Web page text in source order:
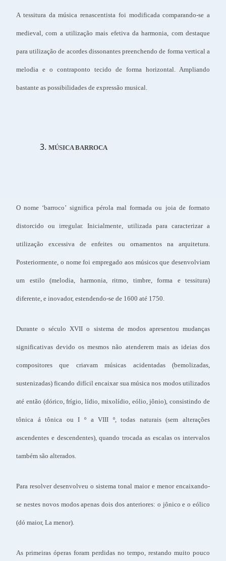
A tessitura da música renascentista foi modificada comparando-se a
medieval, com a utilização mais efetiva da harmonia, com destaque
para utilização de acordes dissonantes preenchendo de forma vertical a
melodia e o contraponto tecido de forma horizontal. Ampliando
bastante as possibilidades de expressão musical.
MÚSICA BARROCA
O nome ‘barroco’ significa pérola mal formada ou joia de formato
distorcido ou irregular. Inicialmente, utilizada para caracterizar a
utilização excessiva de enfeites ou ornamentos na arquitetura.
Posteriormente, o nome foi empregado aos músicos que desenvolviam
um estilo (melodia, harmonia, ritmo, timbre, forma e tessitura)
diferente, e inovador, estendendo-se de 1600 até 1750.
Durante o século XVII o sistema de modos apresentou mudanças
significativas devido os mesmos não atenderem mais as ideias dos
compositores que criavam músicas acidentadas (bemolizadas,
sustenizadas) ficando difícil encaixar sua música nos modos utilizados
até então (dórico, frígio, lídio, mixolídio, eólio, jônio), consistindo de
tônica á tônica ou I º a VIII º, todas naturais (sem alterações
ascendentes e descendentes), quando trocada as escalas os intervalos
também são alterados.
Para resolver desenvolveu o sistema tonal maior e menor encaixando-
se nestes novos modos apenas dois dos anteriores: o jônico e o eólico
(dó maior, La menor).
As primeiras óperas foram perdidas no tempo, restando muito pouco